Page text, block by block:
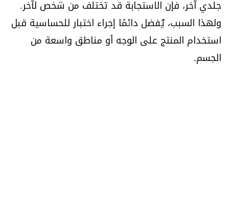
جلدي آخر، فإن الاستجابة قد تختلف من شخص لآخر.
ولهذا السبب، يُفضل دائمًا إجراء اختبار للحساسية قبل
استخدام المنتج على الوجه أو مناطق واسعة من
الجسم.